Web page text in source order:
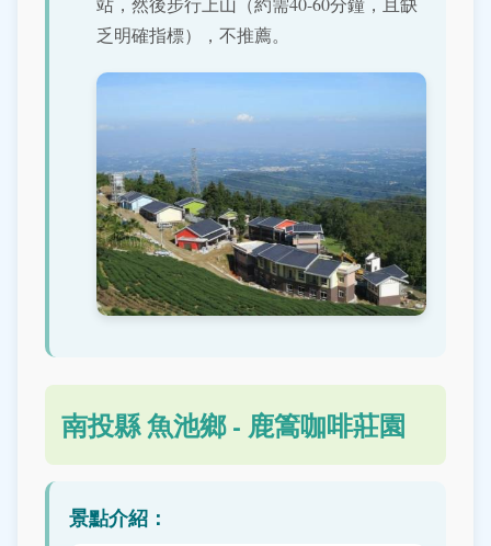
乏明確指標），不推薦。
南投縣 魚池鄉 - 鹿篙咖啡莊園
景點介紹：